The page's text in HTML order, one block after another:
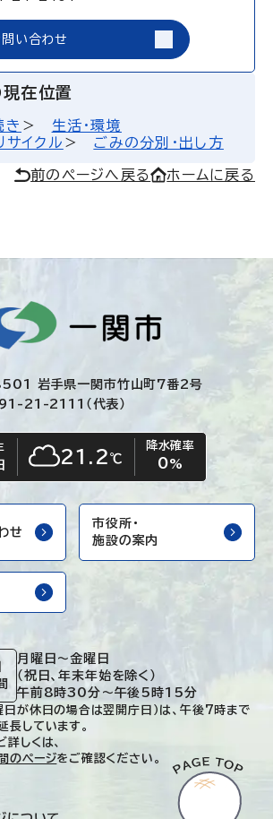
い合わせ
現在位置
き
生活・環境
サイクル
ごみの分別・出し方
前のページへ戻る ホームに戻る
岩手県一関市竹山町7番2号
21-2111（代表）
今日の天気
くもり21.2℃
降水確率
0%
せ
市役所・
施設の案内
月曜日～金曜日
（祝日、年末年始を除く）
午前8時30分～午後5時15分
日が休日の場合は翌開庁日）は、午後7時まで
長しています。
しくは、
のページをご確認ください。